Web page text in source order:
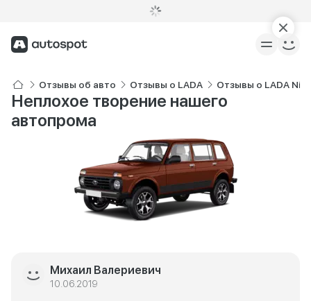
Отзывы об авто Отзывы о LADA Отзывы о LADA
Неплохое творение нашего
автопрома
Михаил Валериевич
10.06.2019